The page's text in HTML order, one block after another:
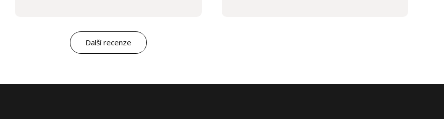
marketingovým servisem. Pro mě je to po těch
letech „druhá rodina“. Myslím, že ty roky
spolupráce mluví za vše.
Další recenze